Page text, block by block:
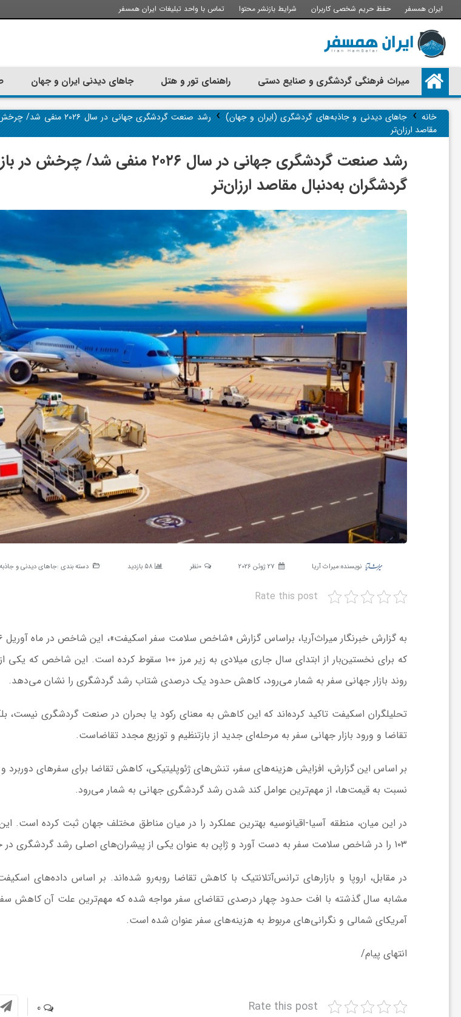
ایران همسفر حفظ حریم شخصی کاربران شرایط بازنشر محتوا تماس با واحد تبلیغات ایران همسفر
م
ی
میراث فرهنگی گردشگری و صنایع دستی راهنمای تور و هتل جاهای دیدنی ایران و جهان
خانه›جاهای دیدنی و جاذبه‌های گردشگری (ایران و جهان)›
رشد صنعت گردشگری جهانی در
مقاصد ارزان‌تر
رشد صنعت گردشگری جهانی در سال ۲۰۲۶ منفی
گردشگران به‌دنبال مقاصد ارزان‌تر
نویسنده:میراث آریا 27 ژوئن 2026 0نظر 58 بازدید دسته بندی :جاهای دیدنی و
Rate this post
که برای نخستین‌بار از ابتدای سال جاری میلادی به زیر مرز ۱۰۰ سقوط
روند بازار جهانی سفر به شمار می‌رود، کاهش حدود یک درصدی شتاب رشد گردشگری را نشان می‌دهد.
تحلیلگران اسکیفت تاکید کرده‌اند که این کاهش به معنای رکود یا بحران در صنعت گردشگری نیست،
تقاضا و ورود بازار جهانی سفر به مرحله‌ای جدید از بازتنظیم و توزیع مجدد تقاضاست.
بر اساس این گزارش، افزایش هزینه‌های سفر، تنش‌های ژئوپلیتیکی، کاهش تقاضا برای سفرهای
نسبت به قیمت‌ها، از مهم‌ترین عوامل کند شدن رشد گردشگری جهانی به شمار می‌رود.
در این میان، منطقه آسیا-اقیانوسیه بهترین عملکرد را در میان مناطق مختلف جهان ثبت کرده است. این
۱۰۳ را در شاخص سلامت سفر به دست آورد و ژاپن به عنوان یکی از پیشران‌های اصلی رشد گردشگری در جهان معرفی شد.
در مقابل، اروپا و بازارهای ترانس‌آتلانتیک با کاهش تقاضا روبه‌رو شده‌اند. بر اساس داده‌های
مشابه سال گذشته با افت حدود چهار درصدی تقاضای سفر مواجه شده که مهم‌ترین علت آن کاهش
آمریکای شمالی و نگرانی‌های مربوط به هزینه‌های سفر عنوان شده است.
انتهای پیام/
Rate this post
0
تجربه سفر با اتوبوس به استانبول؛
راهنمای سفرکامل
۲۰۲۶ سالی پرچالش برای
گردشگری آسیا/ از افزایش هزینه
سفر پس از جنگ خلیج‌فارس تا
رقابت در شرق آسیا